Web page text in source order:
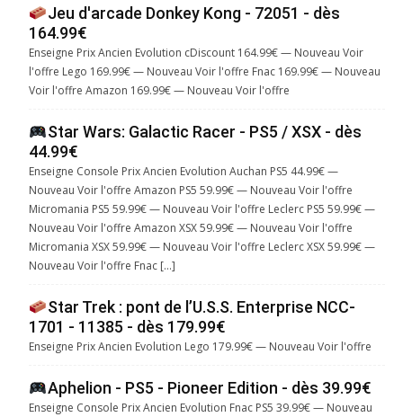
Jeu d'arcade Donkey Kong - 72051 - dès
164.99€
Enseigne Prix Ancien Evolution cDiscount 164.99€ — Nouveau Voir
l'offre Lego 169.99€ — Nouveau Voir l'offre Fnac 169.99€ — Nouveau
Voir l'offre Amazon 169.99€ — Nouveau Voir l'offre
Star Wars: Galactic Racer - PS5 / XSX - dès
44.99€
Enseigne Console Prix Ancien Evolution Auchan PS5 44.99€ —
Nouveau Voir l'offre Amazon PS5 59.99€ — Nouveau Voir l'offre
Micromania PS5 59.99€ — Nouveau Voir l'offre Leclerc PS5 59.99€ —
Nouveau Voir l'offre Amazon XSX 59.99€ — Nouveau Voir l'offre
Micromania XSX 59.99€ — Nouveau Voir l'offre Leclerc XSX 59.99€ —
Nouveau Voir l'offre Fnac […]
Star Trek : pont de l’U.S.S. Enterprise NCC-
1701 - 11385 - dès 179.99€
Enseigne Prix Ancien Evolution Lego 179.99€ — Nouveau Voir l'offre
Aphelion - PS5 - Pioneer Edition - dès 39.99€
Enseigne Console Prix Ancien Evolution Fnac PS5 39.99€ — Nouveau